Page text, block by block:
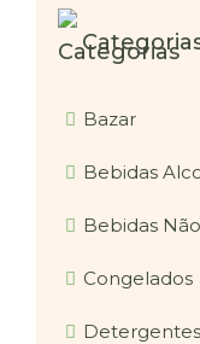
Bazar
Bebidas
Bebidas
Congelados
Detergentes